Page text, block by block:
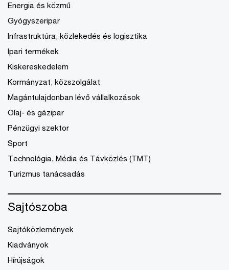
Energia és közmű
Gyógyszeripar
Infrastruktúra, közlekedés és logisztika
Ipari termékek
Kiskereskedelem
Kormányzat, közszolgálat
Magántulajdonban lévő vállalkozások
Olaj- és gázipar
Pénzügyi szektor
Sport
Technológia, Média és Távközlés (TMT)
Turizmus tanácsadás
Sajtószoba
Sajtóközlemények
Kiadványok
Hírújságok